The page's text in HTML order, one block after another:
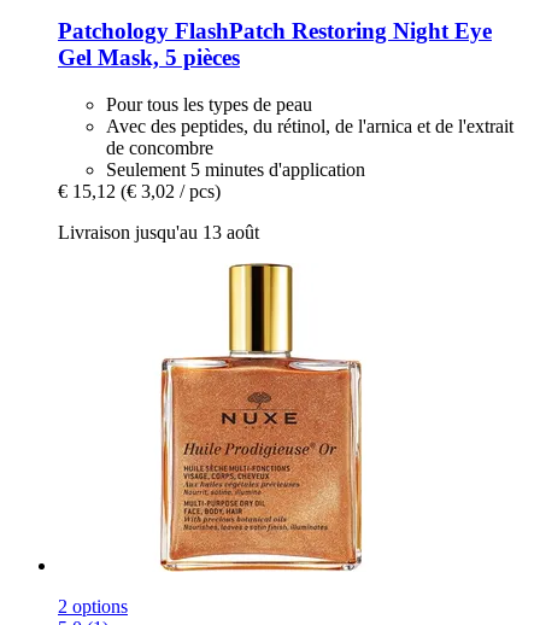
Patchology FlashPatch Restoring Night Eye
Gel Mask, 5 pièces
Pour tous les types de peau
Avec des peptides, du rétinol, de l'arnica et de l'extrait
de concombre
Seulement 5 minutes d'application
€ 15,12 (€ 3,02 / pcs)
Livraison jusqu'au 13 août
2 options